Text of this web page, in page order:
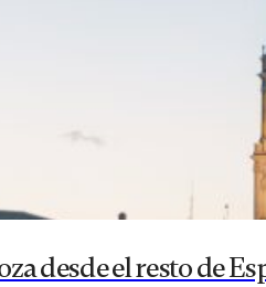
desde el resto de